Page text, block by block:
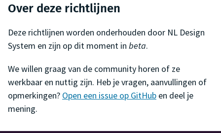
Over deze richtlijnen
Deze richtlijnen worden onderhouden door NL Design
System en zijn op dit moment in beta.
We willen graag van de community horen of ze
werkbaar en nuttig zijn. Heb je vragen, aanvullingen of
opmerkingen? Open een issue op GitHub en deel je
mening.